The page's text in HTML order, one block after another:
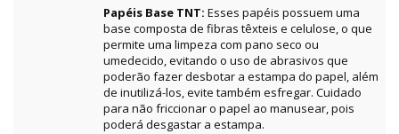
Papéis Base TNT: Esses papéis possuem uma
base composta de fibras têxteis e celulose, o que
permite uma limpeza com pano seco ou
umedecido, evitando o uso de abrasivos que
poderão fazer desbotar a estampa do papel, além
de inutilizá-los, evite também esfregar. Cuidado
para não friccionar o papel ao manusear, pois
poderá desgastar a estampa.